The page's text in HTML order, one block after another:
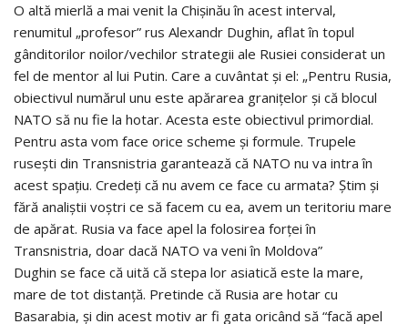
O altă mierlă a mai venit la Chișinău în acest interval,
renumitul „profesor” rus Alexandr Dughin, aflat în topul
gânditorilor noilor/vechilor strategii ale Rusiei considerat un
fel de mentor al lui Putin. Care a cuvântat și el: „Pentru Rusia,
obiectivul numărul unu este apărarea graniţelor şi că blocul
NATO să nu fie la hotar. Acesta este obiectivul primordial.
Pentru asta vom face orice scheme şi formule. Trupele
ruseşti din Transnistria garantează că NATO nu va intra în
acest spaţiu. Credeţi că nu avem ce face cu armata? Ştim şi
fără analiştii voştri ce să facem cu ea, avem un teritoriu mare
de apărat. Rusia va face apel la folosirea forţei în
Transnistria, doar dacă NATO va veni în Moldova”
Dughin se face că uită că stepa lor asiatică este la mare,
mare de tot distanță. Pretinde că Rusia are hotar cu
Basarabia, şi din acest motiv ar fi gata oricând să “facă apel